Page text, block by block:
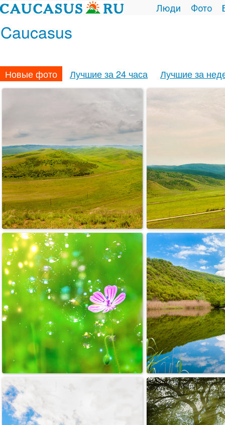
Люди Фото
Caucasus
Новые фото Лучшие за 24 часа Лучшие за